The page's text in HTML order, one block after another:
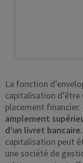
La fonction
capitalisation
placement financier.
amplement
d’un livret bancaire.
capitalisation peut
une société de